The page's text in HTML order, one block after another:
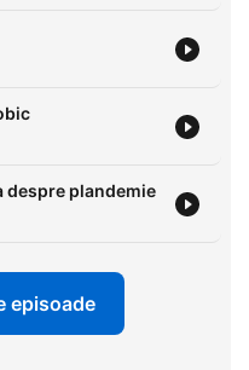
despre plandemie
episoade